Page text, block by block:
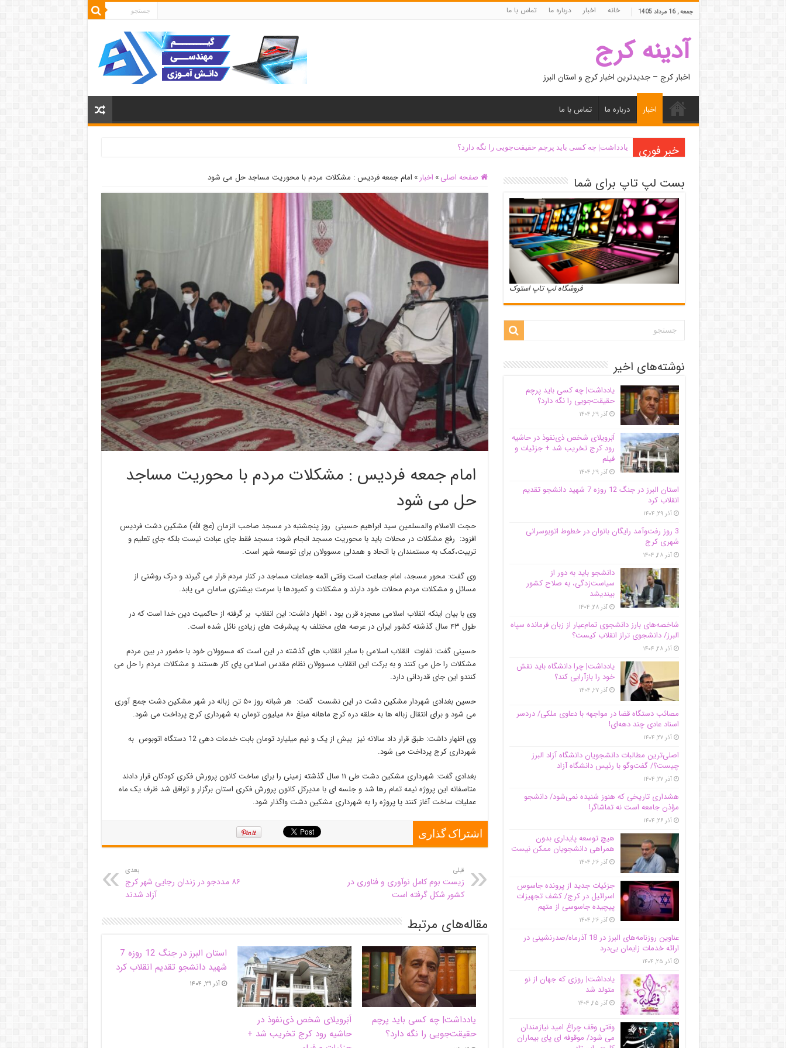
جمعه , 16 مرداد 1405 خانه اخبار درباره ما تماس با ما
آدینه کرج
اخبار کرج – جدیدترین اخبار کرج و استان البرز
اخبار درباره ما تماس با ما
خبر فوری یادداشت| ‌چه کسی باید پرچم حقیقت‌جویی را نگه دارد؟
صفحه اصلی » اخبار » امام جمعه فردیس : مشکلات مردم با محوریت مساجد حل می شود
امام جمعه فردیس : مشکلات مردم با محوریت مساجد
حل می شود
حجت الاسلام والمسلمین سید ابراهیم حسینی روز پنجشنبه در مسجد صاحب الزمان (عج الله) مشکین دشت فردیس
افزود: رفع مشکلات در محلات باید با محوریت مسجد انجام شود؛ مسجد فقط جای عبادت نیست بلکه جای تعلیم و
تربیت،کمک به مستمندان با اتحاد و همدلی مسوولان برای توسعه شهر است.
وی گفت: محور مسجد، امام جماعت است وقتی ائمه جماعات مساجد در کنار مردم قرار می گیرند و درک روشنی از
مسائل و مشکلات مردم محلات خود دارند و مشکلات و کمبودها با سرعت بیشتری سامان می یابد.
وی با بیان اینکه انقلاب اسلامی معجزه قرن بود ، اظهار داشت: این انقلاب بر گرفته از حاکمیت دین خدا است که در
طول ۴۳ سال گذشته کشور ایران در عرصه های مختلف به پیشرفت های زیادی نائل شده است.
حسینی گفت: تفاوت انقلاب اسلامی با سایر انقلاب های گذشته در این است که مسوولان خود با حضور در بین مردم
مشکلات را حل می کنند و به برکت این انقلاب مسوولان نظام مقدس اسلامی پای کار هستند و مشکلات مردم را حل می
کنندو این جای قدردانی دارد.
حسین بغدادی شهردار مشکین دشت در این نشست گفت: هر شبانه روز ۵۰ تن زباله در شهر مشکین دشت جمع آوری
می شود و برای انتقال زباله ها به حلقه دره کرج ماهانه مبلغ ۸۰ میلیون تومان به شهرداری کرج پرداخت می شود.
وی اظهار داشت: طبق قرار داد سالانه نیز بیش از یک و نیم میلیارد تومان بابت خدمات دهی 12 دستگاه اتوبوس به
شهرداری کرج پرداخت می شود.
بغدادی گفت: شهرداری مشکین دشت طی ۱۱ سال گذشته زمینی را برای ساخت کانون پرورش فکری کودکان قرار دادند
متاسفانه این پروژه نیمه تمام رها شد و جلسه ای با مدیرکل کانون پرورش فکری استان برگزار و توافق شد ظرف یک ماه
عملیات ساخت آغاز کنند یا پروژه را به شهرداری مشکین دشت واگذار شود.
اشتراک گذاری
قبلی
زیست بوم کامل نوآوری و فناوری در
کشور شکل گرفته است
بعدی
۸۶ مددجو در زندان رجایی شهر کرج
آزاد شدند
مقاله‌های مرتبط
یادداشت| ‌چه کسی باید پرچم
حقیقت‌جویی را نگه دارد؟
اَبَر‌ویلای شخص ذی‌نفوذ در
حاشیه‌ رود کرج تخریب شد +
استان البرز در جنگ 12 روزه 7
شهید دانشجو تقدیم انقلاب کرد
آذر ۲۹, ۱۴۰۴
بست لپ تاپ برای شما
فروشگاه لپ تاپ استوک
نوشته‌های اخیر
یادداشت| ‌چه کسی باید پرچم
حقیقت‌جویی را نگه دارد؟
آذر ۲۹, ۱۴۰۴
اَبَر‌ویلای شخص ذی‌نفوذ در حاشیه‌
رود کرج تخریب شد + جزئیات و
فیلم
آذر ۲۹, ۱۴۰۴
استان البرز در جنگ 12 روزه 7 شهید دانشجو تقدیم
انقلاب کرد
آذر ۲۹, ۱۴۰۴
3 روز رفت‌وآمد رایگان بانوان در خطوط اتوبوسرانی
شهری کرج
آذر ۲۸, ۱۴۰۴
دانشجو باید به دور از
سیاست‌زدگی، به صلاح کشور
بیندیشد
آذر ۲۸, ۱۴۰۴
شاخصه‌های بارز دانشجوی تمام‌عیار از زبان فرمانده سپاه
البرز/ دانشجوی تراز انقلاب کیست؟
آذر ۲۸, ۱۴۰۴
یادداشت| چرا دانشگاه باید نقش
خود را بازآرایی کند؟
آذر ۲۷, ۱۴۰۴
مصائب دستگاه قضا در مواجهه با دعاوی ملکی/ دردسر
اسناد عادی چند‌ دهه‌ای!
آذر ۲۷, ۱۴۰۴
اصلی‌ترین مطالبات دانشجویان دانشگاه آزاد البرز
چیست؟/ گفت‌وگو با رئیس دانشگاه آز‌اد
آذر ۲۷, ۱۴۰۴
هشداری تاریخی که هنوز شنیده نمی‌شود/ دانشجو
مؤذن جامعه است نه تماشاگر!
آذر ۲۶, ۱۴۰۴
هیچ توسعه پایداری بدون
همراهی دانشجویان ممکن نیست
آذر ۲۶, ۱۴۰۴
جزئیات جدید از پرونده جاسوس
اسرائیل در کرج/‌ کشف تجهیزات
پیچیده جاسوسی از متهم
آذر ۲۶, ۱۴۰۴
عناوین روزنامه‌های البرز در ‌18 آذرماه/صدرنشینی در
ارائه خدمات زایمان بی‌درد
آذر ۲۵, ۱۴۰۴
یادداشت| روزی که جهان از نو
متولد شد
آذر ۲۵, ۱۴۰۴
وقتی وقف چراغ امید نیازمندان
می شود/ موقوفه ای پای بیماران